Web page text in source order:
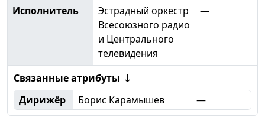
Исполнитель
Эстрадный оркестр
Всесоюзного радио
и Центрального
телевидения
—
Связанные атрибуты
Дирижёр
Борис Карамышев —